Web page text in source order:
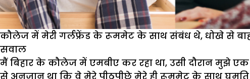
कौलेज में मेरी गर्लफ्रेंड के रूममेट के साथ संबंध थे, धोखे से
सवाल
मैं बिहार के कौलेज में एमबीए कर रहा था, उसी दौरान मुझे
से अनजान था कि वे मेरे पीठपीछे मेरे ही रूममेट के साथ